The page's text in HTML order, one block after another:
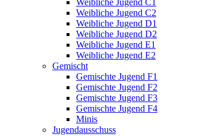
Weibliche Jugend C1
Weibliche Jugend C2
Weibliche Jugend D1
Weibliche Jugend D2
Weibliche Jugend E1
Weibliche Jugend E2
Gemischt
Gemischte Jugend F1
Gemischte Jugend F2
Gemischte Jugend F3
Gemischte Jugend F4
Minis
Jugendausschuss